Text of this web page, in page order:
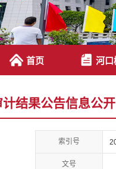
首页 河口
计结果公告信息公开
索引号
文号